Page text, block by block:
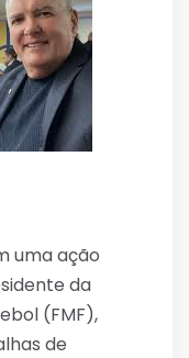
uma ação
da
(FMF),
de